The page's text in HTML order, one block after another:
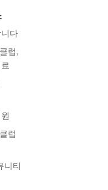
다
럽,
럽
니티